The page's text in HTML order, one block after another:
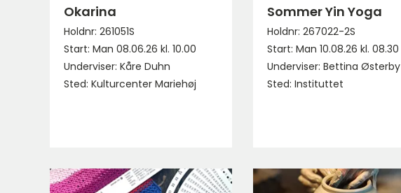
Okarina
Holdnr: 261051S
Start: Man 08.06.26 kl. 10.00
Underviser: Kåre Duhn
Sted: Kulturcenter Mariehøj
Sommer Yin Yoga
Holdnr: 267022-2S
Start: Man 10.08.26 kl. 08.30
Underviser: Bettina Østerby
Sted: Instituttet